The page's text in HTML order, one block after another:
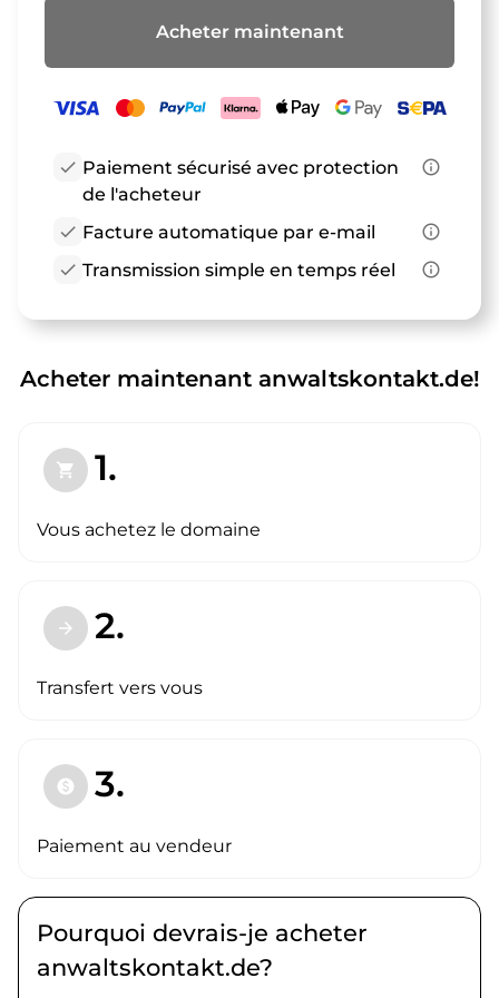
Acheter maintenant
check Paiement sécurisé avec protection
de l'acheteur
info_outline
check Facture automatique par e-mail
info_outline
check Transmission simple en temps réel info_outline
Acheter maintenant anwaltskontakt.de!
shopping_cart 1.
Vous achetez le domaine
arrow_forward 2.
Transfert vers vous
paid 3.
Paiement au vendeur
Pourquoi devrais-je acheter
anwaltskontakt.de?